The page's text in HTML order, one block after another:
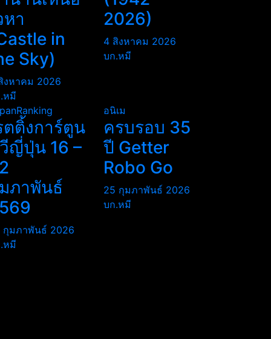
หา
in
Sky)
งหาคม 2026
หมี
2026)
4 สิงหาคม 2026
บก.หมี
ตติ้งการ์ตูน
ญี่ปุ่น 16 –
ภาพันธ์
กุมภาพันธ์ 2026
หมี
อนิเม
ครบรอบ 35
ปี Getter
Robo Go
25 กุมภาพันธ์ 2026
บก.หมี